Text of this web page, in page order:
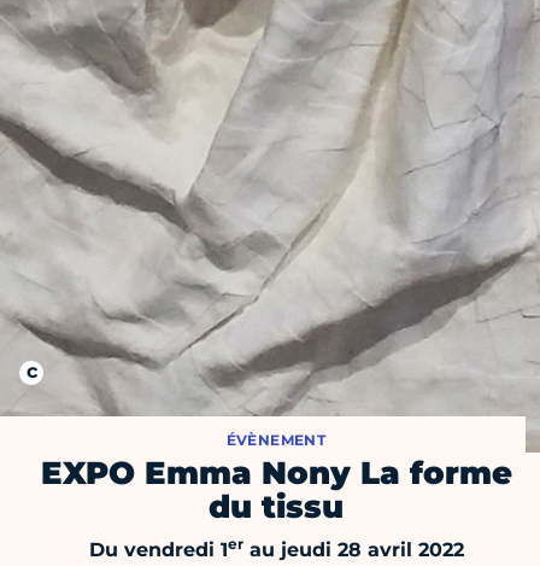
ÉVÈNEMENT
EXPO Emma Nony La forme
du tissu
Du vendredi 1erau jeudi 28 avril 2022